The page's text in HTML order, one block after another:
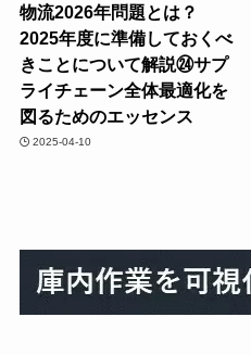
物流2026年問題とは？
2025年度に準備しておくべ
きことについて解説㉔サプ
ライチェーン全体最適化を
図るためのエッセンス
2025-04-10